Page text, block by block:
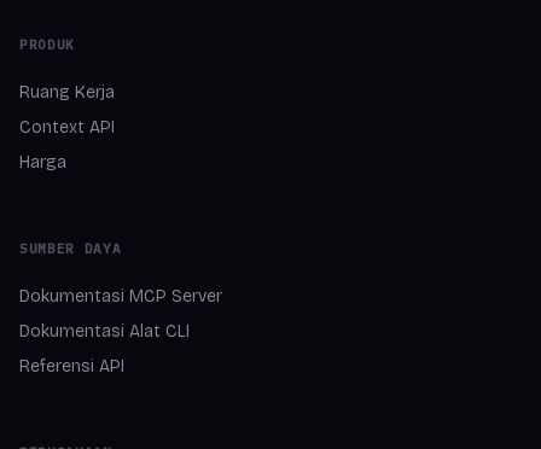
PRODUK
Ruang Kerja
Context API
Harga
SUMBER DAYA
Dokumentasi MCP Server
Dokumentasi Alat CLI
Referensi API